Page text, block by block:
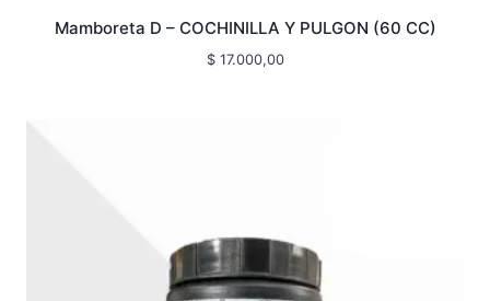
Mamboreta D – COCHINILLA Y PULGON (60 CC)
$17.000,00